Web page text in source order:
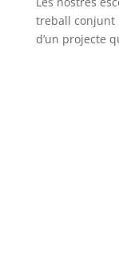
treball conjunt
d’un projecte